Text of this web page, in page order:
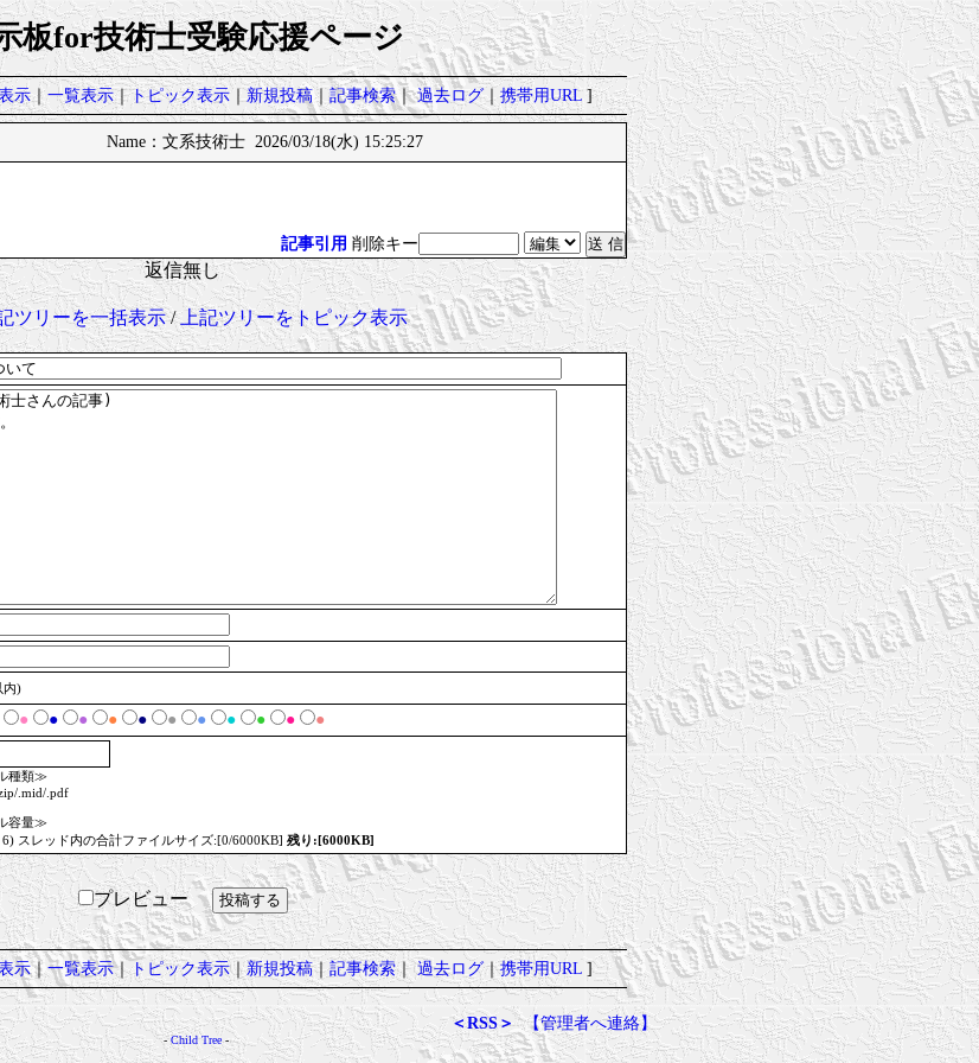
板for技術士受験応援ページ
示｜一覧表示｜トピック表示｜新規投稿｜記事検索｜過去ログ｜携帯用URL]
Name：文系技術士 2026/03/18(水) 15:25:27
記事引用 削除キー
返信無し
ツリーを一括表示/上記ツリーをトピック表示
内)
● ● ● ● ● ● ● ● ● ● ●
種類≫
.mid/.pdf
容量≫
スレッド内の合計ファイルサイズ:[0/6000KB] 残り:[6000KB]
プレビュー
示｜ 一覧表示｜トピック表示｜新規投稿｜記事検索｜過去ログ｜携帯用URL]
＜RSS＞ 【管理者へ連絡】
-Child Tree-